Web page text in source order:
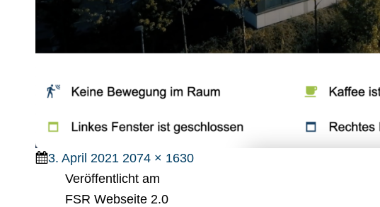
Veröffentlicht
3. April 2021 Full
size
2074 × 1630
Veröffentlicht am
FSR Webseite 2.0